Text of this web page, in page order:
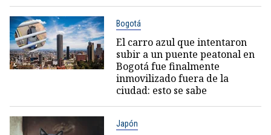
Bogotá
El carro azul que intentaron
subir a un puente peatonal en
Bogotá fue finalmente
inmovilizado fuera de la
ciudad: esto se sabe
Japón